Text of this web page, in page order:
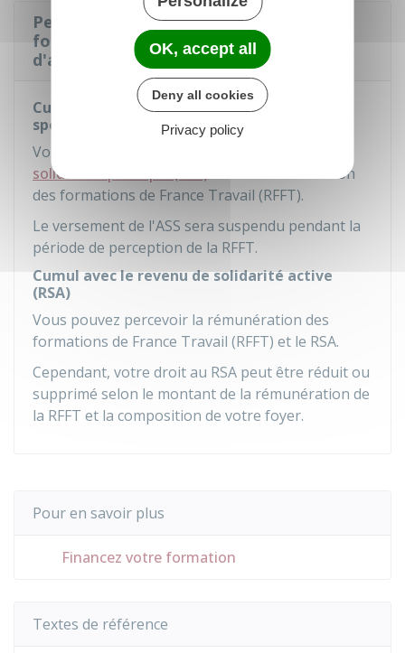
Peut-on cumuler la rémunération des
formations de France Travail avec
d'autres allocations ?
Cumul avec l'allocation de solidarité
spécifique (ASS)
Vous ne pouvez pas cumuler
solidarité spécifique (ASS)
avec la rémunération
des formations de France Travail (RFFT).
Le versement de l'ASS sera suspendu pendant la
période de perception de la RFFT.
Cumul avec le revenu de solidarité active
(RSA)
Vous pouvez percevoir la rémunération des
formations de France Travail (RFFT) et le RSA.
Cependant, votre droit au RSA peut être réduit ou
supprimé selon le montant de la rémunération de
la RFFT et la composition de votre foyer.
Pour en savoir plus
Financez votre formation
Textes de référence
OK, accept all
Deny all cookies
Privacy policy